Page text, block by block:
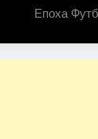
Епоха